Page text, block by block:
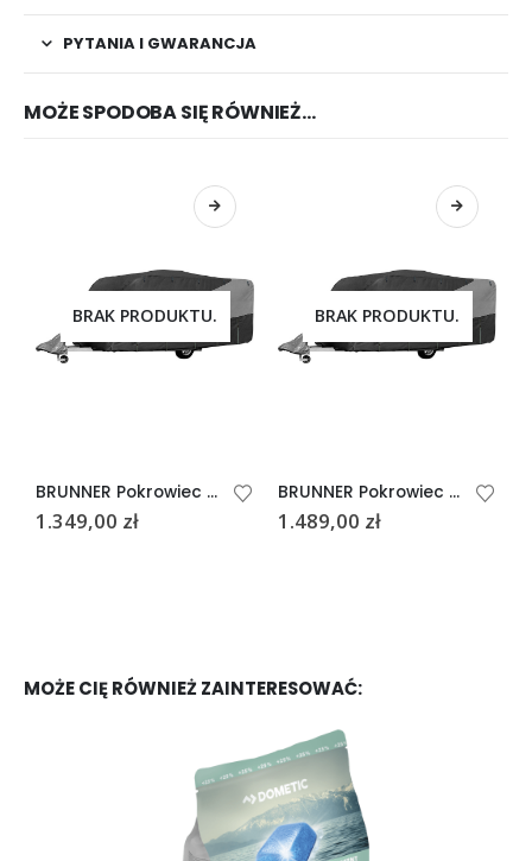
PYTANIA I GWARANCJA
MOŻE SPODOBA SIĘ RÓWNIEŻ…
BRAK PRODUKTU.
BRUNNER Pokrowiec na przyczepę 700-750
1.349,00 zł
BRAK PRODUKTU.
BRUNNER Pokrowiec na przyczepę 750-800
1.489,00 zł
MOŻE CIĘ RÓWNIEŻ ZAINTERESOWAĆ: